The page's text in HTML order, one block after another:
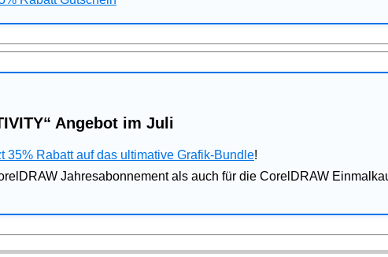
Angebot im Juli
35% Rabatt auf das ultimative Grafik-Bundle!
Jahresabonnement als auch für die CorelDRAW